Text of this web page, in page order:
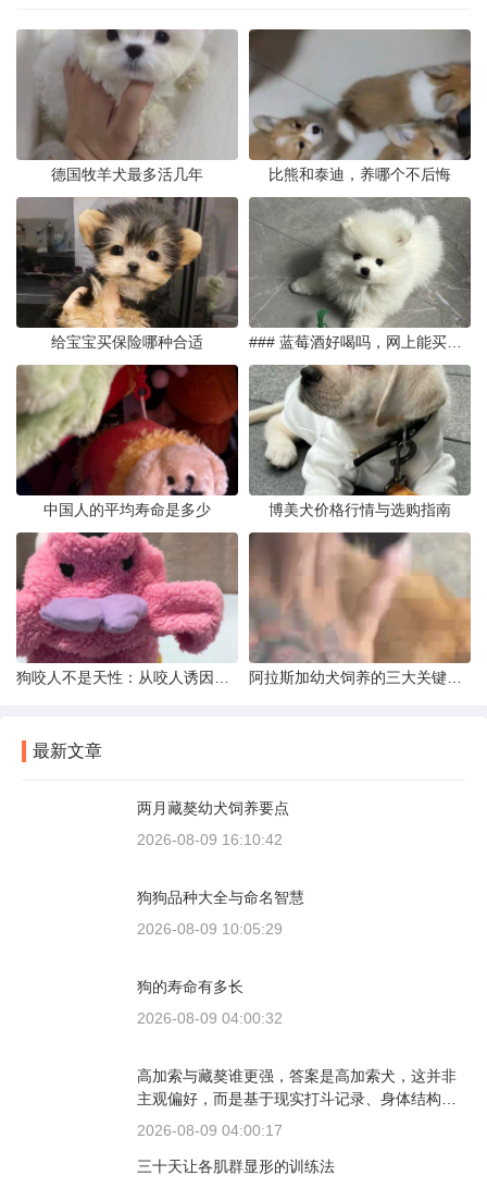
德国牧羊犬最多活几年 比熊和泰迪，养哪个不后悔
给宝宝买保险哪种合适
中国人的平均寿命是多少 博美犬价格行情与选购指南
最新文章
两月藏獒幼犬饲养要点
2026-08-09 16:10:42
狗狗品种大全与命名智慧
2026-08-09 10:05:29
狗的寿命有多长
2026-08-09 04:00:32
高加索与藏獒谁更强，答案是高加索犬，这并非
主观偏好，而是基于现实打斗记录、身体结构与
工作性能得出的结论。若将两者置于同等体重级
犬拥有压倒性的胜率。
2026-08-09 04:00:17
三十天让各肌群显形的训练法